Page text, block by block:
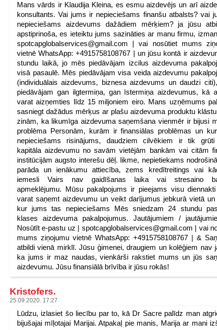
Mans vārds ir Klaudija Kleina, es esmu aizdevējs un arī
konsultants. Vai jums ir nepieciešams finanšu atbalsts? vai
nepieciešams aizdevums dažādiem mērķiem? ja jūsu
apstiprinoša, es ieteiktu jums sazināties ar manu firmu,
spotcapglobalservices@gmail.com | vai nosūtiet mums
vietnē WhatsApp: +4915758108767 | un jūsu kontā ir
stundu laikā, jo mēs piedāvājam izcilus aizdevuma
visā pasaulē. Mēs piedāvājam visa veida aizdevumu
(individuālais aizdevums, biznesa aizdevums un daudzi
piedāvājam gan ilgtermiņa, gan īstermiņa aizdevumus, kā
varat aizņemties līdz 15 miljoniem eiro. Mans uzņēmums
sasniegt dažādus mērķus ar plašu aizdevuma produktu
zinām, ka likumīga aizdevuma saņemšana vienmēr ir bijusi
problēma Personām, kurām ir finansiālas problēmas un
nepieciešams risinājums, daudziem cilvēkiem ir tik grūti
kapitāla aizdevumu no savām vietējām bankām vai citām
institūcijām augsto interešu dēļ. likme, nepietiekams
parāda un ienākumu attiecība, zems kredītreitings vai
iemesli Vairs nav gaidīšanas laika vai stresaino
apmeklējumu. Mūsu pakalpojums ir pieejams visu
varat saņemt aizdevumu un veikt darījumus jebkurā vietā un
kur jums tas nepieciešams Mēs sniedzam 24 stundu
klases aizdevuma pakalpojumus. Jautājumiem /
Nosūtīt e-pastu uz | spotcapglobalservices@gmail.com | vai
mums ziņojumu vietnē WhatsApp: +4915758108767 | &
atbildi vienā mirklī. Jūsu ģimenei, draugiem un kolēģiem nav
ka jums ir maz naudas, vienkārši rakstiet mums un jūs
aizdevumu. Jūsu finansiālā brīvība ir jūsu rokās!
Kristofers.
25.09.2020. 17:27
Lūdzu, izlasiet šo liecību par to, kā Dr Sacre palīdz man
bijušajai mīļotajai Marijai. Atpakaļ pie manis, Marija ar mani